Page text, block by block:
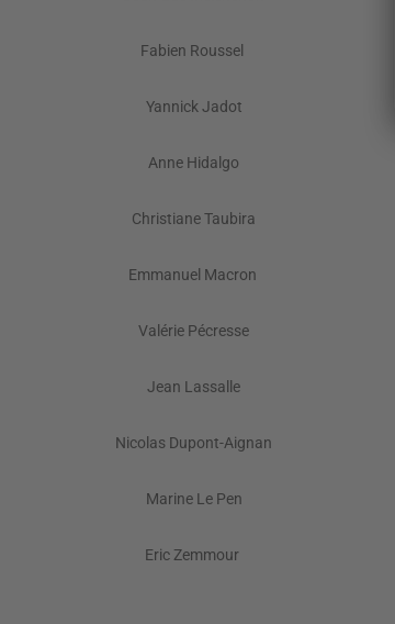
Fabien Roussel
Yannick Jadot
Anne Hidalgo
Christiane Taubira
Emmanuel Macron
Valérie Pécresse
Jean Lassalle
Nicolas Dupont-Aignan
Marine Le Pen
Eric Zemmour